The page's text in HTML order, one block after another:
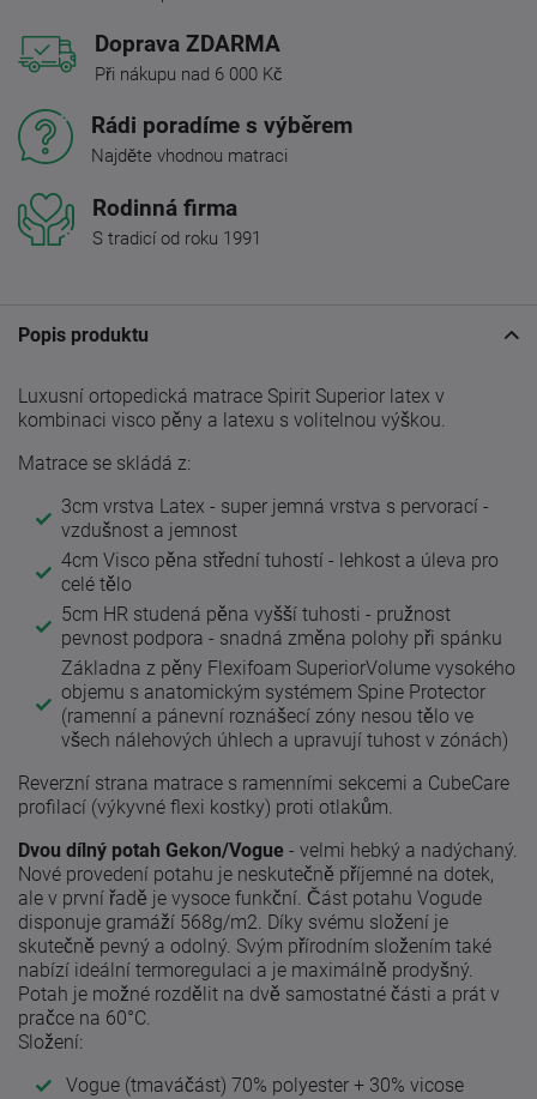
Doprava ZDARMA
Při nákupu nad 6 000 Kč
Rádi poradíme s výběrem
Najděte vhodnou matraci
Rodinná firma
S tradicí od roku 1991
Popis produktu
Luxusní ortopedická matrace Spirit Superior latex v
kombinaci visco pěny a latexu s volitelnou výškou.
Matrace se skládá z:
3cm vrstva Latex - super jemná vrstva s pervorací -
vzdušnost a jemnost
4cm Visco pěna střední tuhostí - lehkost a úleva pro
celé tělo
5cm HR studená pěna vyšší tuhosti - pružnost
pevnost podpora - snadná změna polohy při spánku
Základna z pěny Flexifoam SuperiorVolume vysokého
objemu s anatomickým systémem Spine Protector
(ramenní a pánevní roznášecí zóny nesou tělo ve
všech nálehových úhlech a upravují tuhost v zónách)
Reverzní strana matrace s ramenními sekcemi a CubeCare
profilací (výkyvné flexi kostky) proti otlakům.
Dvou dílný potah Gekon/Vogue - velmi hebký a nadýchaný.
Nové provedení potahu je neskutečně příjemné na dotek,
ale v první řadě je vysoce funkční. Část potahu Vogude
disponuje gramáží 568g/m2. Díky svému složení je
skutečně pevný a odolný. Svým přírodním složením také
nabízí ideální termoregulaci a je maximálně prodyšný.
Potah je možné rozdělit na dvě samostatné části a prát v
pračce na 60°C.
Složení:
Vogue (tmaváčást) 70% polyester + 30% vicose